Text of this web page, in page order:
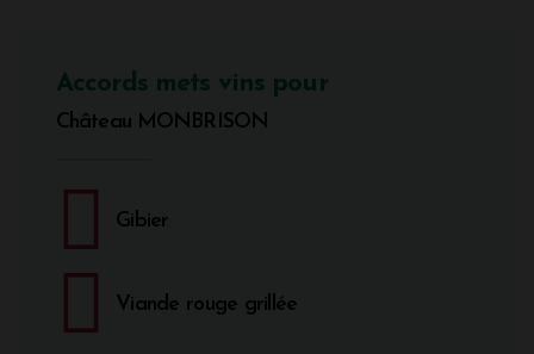
Accords mets vins pour
Château MONBRISON
Gibier
Viande rouge grillée